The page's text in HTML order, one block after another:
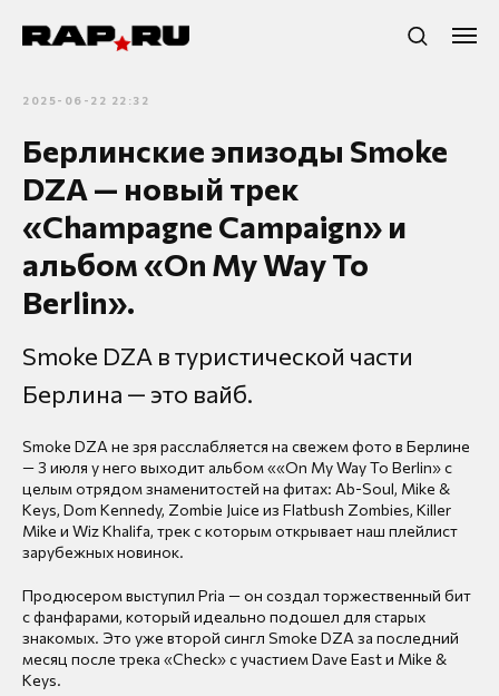
2025-06-22 22:32
Берлинские эпизоды Smoke
DZA — новый трек
«Champagne Campaign» и
альбом «On My Way To
Berlin».
Smoke DZA в туристической части
Берлина — это вайб.
Smoke DZA не зря расслабляется на свежем фото в Берлине
— 3 июля у него выходит альбом ««On My Way To Berlin» с
целым отрядом знаменитостей на фитах: Ab-Soul, Mike &
Keys, Dom Kennedy, Zombie Juice из Flatbush Zombies, Killer
Mike и Wiz Khalifa, трек с которым открывает наш плейлист
зарубежных новинок.
Продюсером выступил Pria — он создал торжественный бит
с фанфарами, который идеально подошел для старых
знакомых. Это уже второй сингл Smoke DZA за последний
месяц после трека «Check» с участием Dave East и Mike &
Keys.